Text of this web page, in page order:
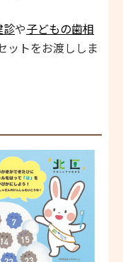
診や子どもの歯相
ットをお渡ししま